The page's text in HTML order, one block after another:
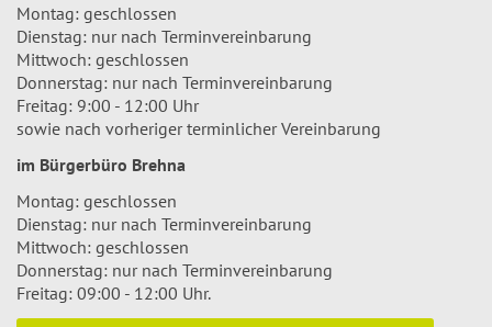
Montag: geschlossen
Dienstag: nur nach Terminvereinbarung
Mittwoch: geschlossen
Donnerstag: nur nach Terminvereinbarung
Freitag: 9:00 - 12:00 Uhr
sowie nach vorheriger terminlicher Vereinbarung
im Bürgerbüro Brehna
Montag: geschlossen
Dienstag: nur nach Terminvereinbarung
Mittwoch: geschlossen
Donnerstag: nur nach Terminvereinbarung
Freitag: 09:00 - 12:00 Uhr.